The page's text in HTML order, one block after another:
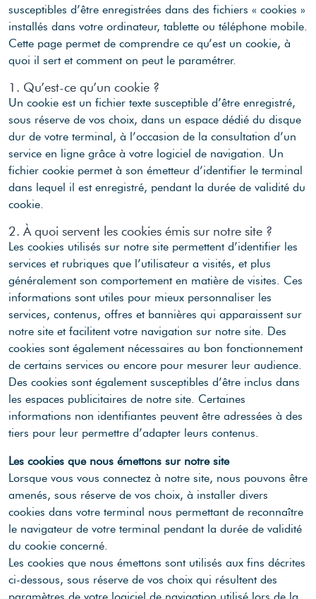
susceptibles d’être enregistrées dans des fichiers « cookies »
installés dans votre ordinateur, tablette ou téléphone mobile.
Cette page permet de comprendre ce qu’est un cookie, à
quoi il sert et comment on peut le paramétrer.
1. Qu’est-ce qu’un cookie ?
Un cookie est un fichier texte susceptible d’être enregistré,
sous réserve de vos choix, dans un espace dédié du disque
dur de votre terminal, à l’occasion de la consultation d’un
service en ligne grâce à votre logiciel de navigation. Un
fichier cookie permet à son émetteur d’identifier le terminal
dans lequel il est enregistré, pendant la durée de validité du
cookie.
2. À quoi servent les cookies émis sur notre site ?
Les cookies utilisés sur notre site permettent d’identifier les
services et rubriques que l’utilisateur a visités, et plus
généralement son comportement en matière de visites. Ces
informations sont utiles pour mieux personnaliser les
services, contenus, offres et bannières qui apparaissent sur
notre site et facilitent votre navigation sur notre site. Des
cookies sont également nécessaires au bon fonctionnement
de certains services ou encore pour mesurer leur audience.
Des cookies sont également susceptibles d’être inclus dans
les espaces publicitaires de notre site. Certaines
informations non identifiantes peuvent être adressées à des
tiers pour leur permettre d’adapter leurs contenus.
Les cookies que nous émettons sur notre site
Lorsque vous vous connectez à notre site, nous pouvons être
amenés, sous réserve de vos choix, à installer divers
cookies dans votre terminal nous permettant de reconnaître
le navigateur de votre terminal pendant la durée de validité
du cookie concerné.
Les cookies que nous émettons sont utilisés aux fins décrites
ci-dessous, sous réserve de vos choix qui résultent des